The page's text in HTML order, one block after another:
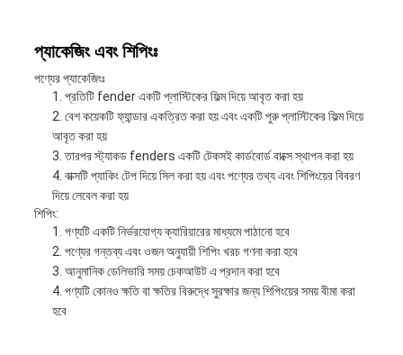
প্যাকেজিং এবং শিপিংঃ
পণ্যের প্যাকেজিংঃ
প্রতিটি fender একটি প্লাস্টিকের ফিল্ম দিয়ে আবৃত করা হয়
বেশ কয়েকটি ফ্যান্ডার একত্রিত করা হয় এবং একটি পুরু প্লাস্টিকের ফিল্ম দিয়ে
আবৃত করা হয়
তারপর স্ট্যাকড fenders একটি টেকসই কার্ডবোর্ড বাক্সে স্থাপন করা হয়
বাক্সটি প্যাকিং টেপ দিয়ে সিল করা হয় এবং পণ্যের তথ্য এবং শিপিংয়ের বিবরণ
দিয়ে লেবেল করা হয়
শিপিং:
পণ্যটি একটি নির্ভরযোগ্য ক্যারিয়ারের মাধ্যমে পাঠানো হবে
পণ্যের গন্তব্য এবং ওজন অনুযায়ী শিপিং খরচ গণনা করা হবে
আনুমানিক ডেলিভারি সময় চেকআউট এ প্রদান করা হবে
পণ্যটি কোনও ক্ষতি বা ক্ষতির বিরুদ্ধে সুরক্ষার জন্য শিপিংয়ের সময় বীমা করা
হবে